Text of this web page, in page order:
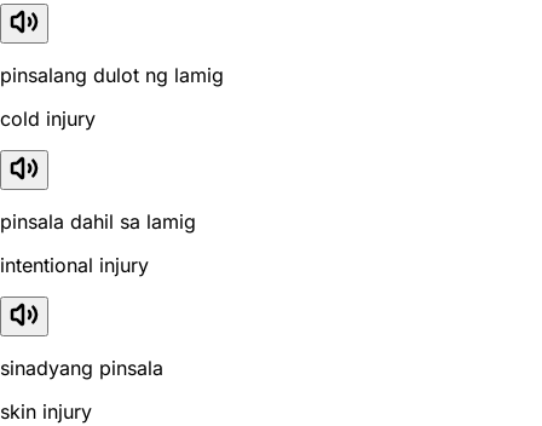
pinsalang dulot ng lamig
cold injury
pinsala dahil sa lamig
intentional injury
sinadyang pinsala
skin injury